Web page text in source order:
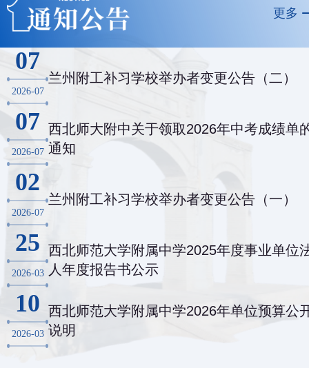
更多
07
2026-07
兰州附工补习学校举办者变更公告（二）
07
2026-07
西北师大附中关于领取2026年中考成绩单
通知
02
2026-07
兰州附工补习学校举办者变更公告（一）
25
2026-03
西北师范大学附属中学2025年度事业单位
人年度报告书公示
10
2026-03
西北师范大学附属中学2026年单位预算公
说明